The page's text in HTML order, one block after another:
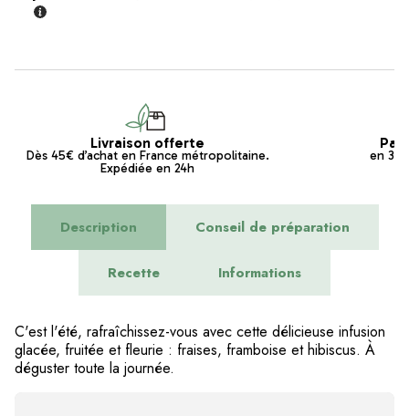
Livraison offerte
Dès 45€ d’achat en France métropolitaine.
Expédiée en 24h
en 3x
Description Conseil de préparation
Recette Informations
C'est l'été, rafraîchissez-vous avec cette délicieuse infusion
glacée, fruitée et fleurie : fraises, framboise et hibiscus. À
déguster toute la journée.